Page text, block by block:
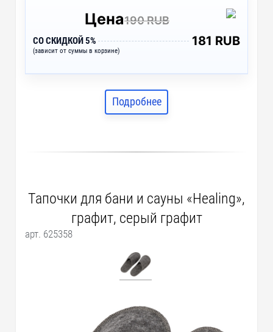
Цена190 RUB
СО СКИДКОЙ 5%
(зависит от суммы в корзине)
181 RUB
Подробнее
Тапочки для бани и сауны «Healing»,
графит, серый графит
арт. 625358